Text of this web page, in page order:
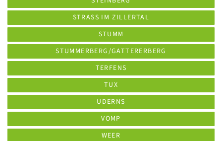
STRASS IM ZILLERTAL
STUMM
STUMMERBERG/GATTERERBERG
TERFENS
TUX
UDERNS
VOMP
WEER